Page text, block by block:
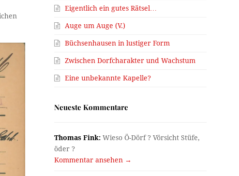
Eigentlich ein gutes Rätsel…
Auge um Auge (V.)
Büchsenhausen in lustiger Form
Zwischen Dorfcharakter und Wachstum
Eine unbekannte Kapelle?
Neueste Kommentare
Thomas Fink: Wieso Ö-Dörf ? Vörsicht Stüfe,
öder ?
Kommentar ansehen →